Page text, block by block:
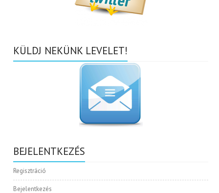
KÜLDJ NEKÜNK LEVELET!
BEJELENTKEZÉS
Regisztráció
Bejelentkezés